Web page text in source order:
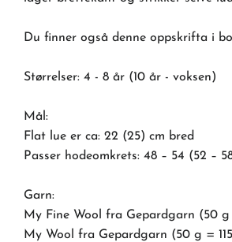
Du finner også denne oppskrifta i
Størrelser: 4 - 8 år (10 år - voksen)
Mål:
Flat lue er ca: 22 (25) cm bred
Passer hodeomkrets: 48 – 54 (52 –
Garn:
My Fine Wool fra Gepardgarn (50
My Wool fra Gepardgarn (50 g =